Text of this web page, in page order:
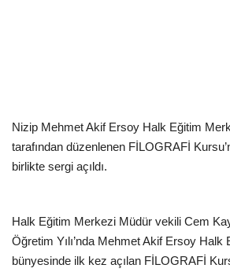
Nizip Mehmet Akif Ersoy Halk Eğitim
tarafından düzenlenen FİLOGRAFİ
birlikte sergi açıldı.
Halk Eğitim Merkezi Müdür vekili Cem
Öğretim Yılı’nda Mehmet Akif Ersoy Halk
bünyesinde ilk kez açılan FİLOGRAFİ